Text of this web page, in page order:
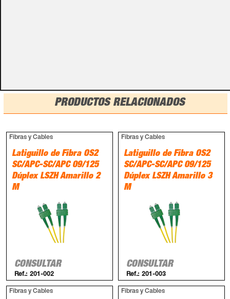
PRODUCTOS RELACIONADOS
Fibras y Cables
Latiguillo de Fibra OS2
SC/APC-SC/APC 09/125
Dúplex LSZH Amarillo 2
M
CONSULTAR
Ref.: 201-002
Fibras y Cables
Latiguillo de Fibra OS2
SC/APC-SC/APC 09/125
Dúplex LSZH Amarillo 3
M
CONSULTAR
Ref.: 201-003
Fibras y Cables Fibras y Cables